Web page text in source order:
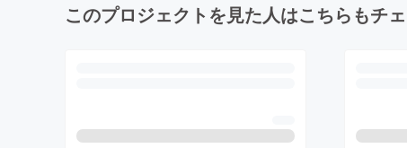
このプロジェクトを見た人はこちらもチ